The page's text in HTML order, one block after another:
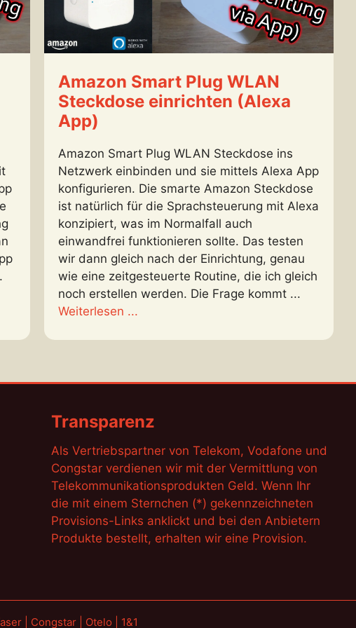
Amazon Smart Plug WLAN
Steckdose einrichten (Alexa
App)
Amazon Smart Plug WLAN Steckdose ins
Netzwerk einbinden und sie mittels Alexa App
konfigurieren. Die smarte Amazon Steckdose
ist natürlich für die Sprachsteuerung mit Alexa
konzipiert, was im Normalfall auch
einwandfrei funktionieren sollte. Das testen
wir dann gleich nach der Einrichtung, genau
wie eine zeitgesteuerte Routine, die ich gleich
noch erstellen werden. Die Frage kommt ...
Weiterlesen ...
Transparenz
Als Vertriebspartner von Telekom, Vodafone und
Congstar verdienen wir mit der Vermittlung von
Telekommunikationsprodukten Geld. Wenn Ihr
die mit einem Sternchen (*) gekennzeichneten
Provisions-Links anklickt und bei den Anbietern
Produkte bestellt, erhalten wir eine Provision.
| Congstar | Otelo | 1&1